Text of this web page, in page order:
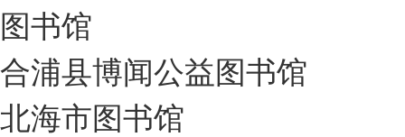
图书馆
合浦县博闻公益图书馆
北海市图书馆